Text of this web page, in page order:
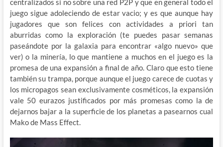
centralizados si no sobre una red P2P y que en general todo el
juego sigue adoleciendo de estar vacio; y es que aunque hay
jugadores que son felices con actividades a priori tan
aburridas como la exploración (te puedes pasar semanas
paseándote por la galaxia para encontrar «algo nuevo» que
ver) o la minería, lo que mantiene a muchos en el juego es la
promesa de una expansión a final de año. Claro que esto tiene
también su trampa, porque aunque el juego carece de cuotas y
los micropagos sean exclusivamente cosméticos, la expansión
vale 50 eurazos justificados por más promesas como la de
dejarnos bajar a la superficie de los planetas a pasearnos cual
Mako de Mass Effect.